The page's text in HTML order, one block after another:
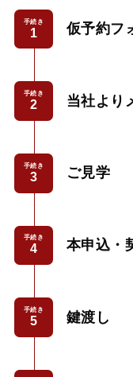
手続き 仮予約フ
手続き 当社より
手続き ご見学
手続き 本申込・
手続き 鍵渡し